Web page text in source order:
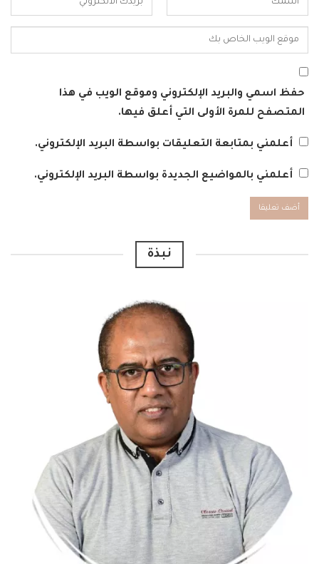
حفظ اسمي والبريد الإلكتروني وموقع الويب في هذا
المتصفح للمرة الأولى التي أعلق فيها.
أعلمني بمتابعة التعليقات بواسطة البريد الإلكتروني.
أعلمني بالمواضيع الجديدة بواسطة البريد الإلكتروني.
نبذة